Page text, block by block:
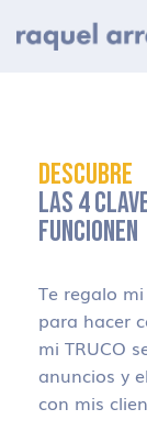
DESCUBRE
LAS 4
FUNCIONEN
Te regalo mi
para hacer
mi TRUCO
anuncios y
con mis